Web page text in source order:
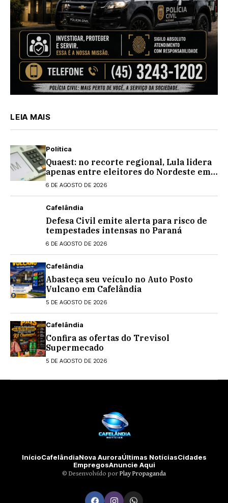
LEIA MAIS
Política
Quaest: no recorte regional, Lula lidera
apenas entre eleitores do Nordeste em
eventual 2º turno contra Flávio
6 DE AGOSTO DE 2026
Cafelândia
Defesa Civil emite alerta para risco de
tempestades intensas no Paraná
6 DE AGOSTO DE 2026
Cafelândia
Abasteça seu veículo no Auto Posto
Vulcano em Cafelândia
5 DE AGOSTO DE 2026
Cafelândia
Confira as ofertas do Trevisol
Supermecado
5 DE AGOSTO DE 2026
InícioCafelândiaNova AuroraÚltimas NotíciasCidades
EmpregosAnuncie Aqui
©️ Desenvolvido por Play Propaganda